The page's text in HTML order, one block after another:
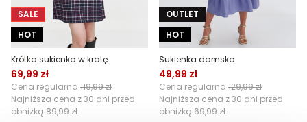
SALE
HOT
Krótka sukienka w kratę
69,99 zł
Cena regularna 119,99 zł
Najniższa cena z 30 dni przed
obniżką 89,99 zł
OUTLET
HOT
Sukienka damska
49,99 zł
Cena regularna 129,99 zł
Najniższa cena z 30 dni przed
obniżką 69,99 zł